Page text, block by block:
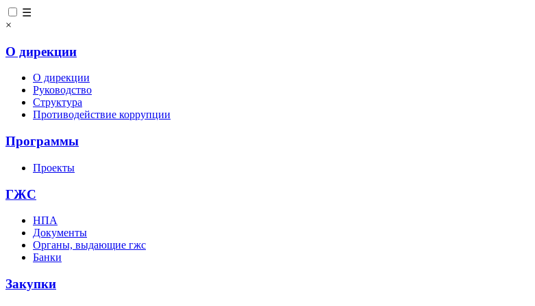
☰
×
О дирекции
О дирекции
Руководство
Структура
Противодействие коррупции
Программы
Проекты
ГЖС
НПА
Документы
Органы, выдающие гжс
Банки
Закупки